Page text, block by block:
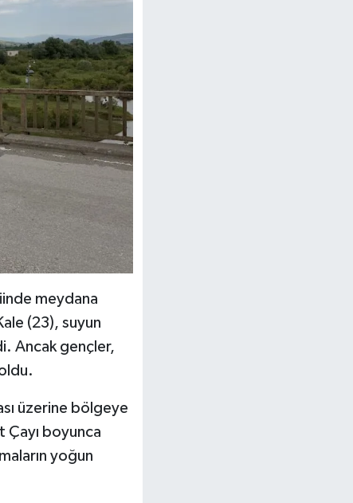
meydana
(23), suyun
Ancak gençler,
üzerine bölgeye
Çayı boyunca
yoğun